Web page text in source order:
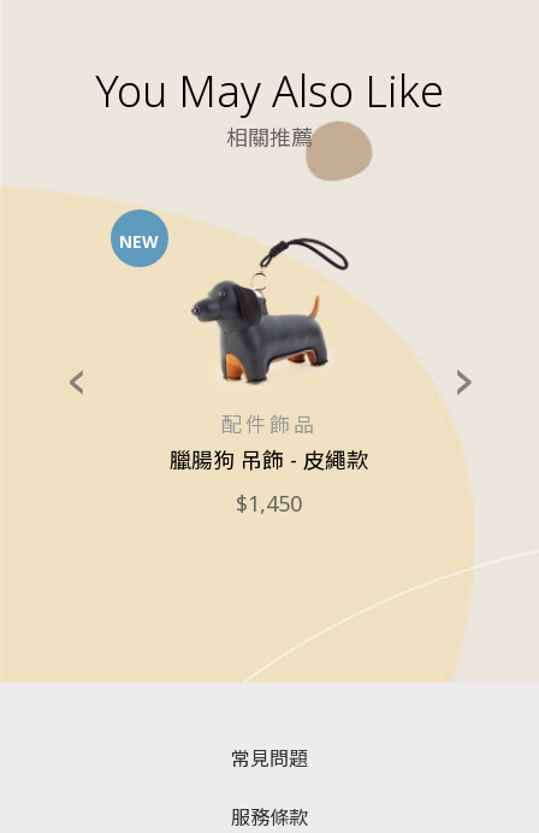
You May Also Like
相關推薦
配件飾品
臘腸狗 吊飾 - 皮繩款
1,450
NEW
常見問題
服務條款